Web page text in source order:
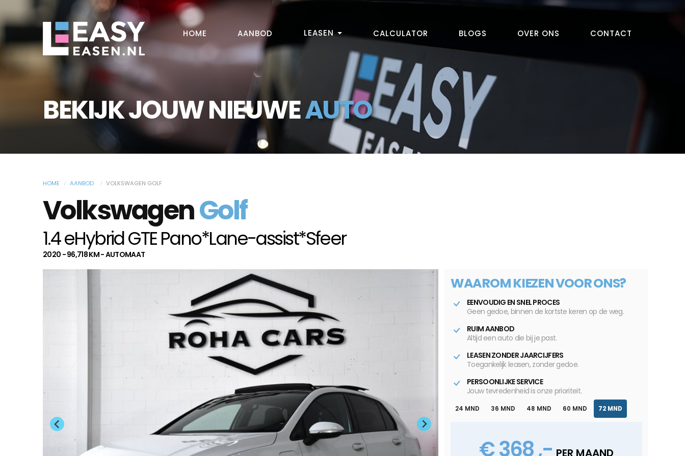
HOME AANBOD LEASEN CALCULATOR BLOGS OVER ONS CONTACT
BEKIJK JOUW NIEUWEAUTO
HOME AANBOD VOLKSWAGEN GOLF
VolkswagenGolf
1.4 eHybrid GTE Pano*Lane-assist*Sfeer
2020 - 96,718 KM - AUTOMAAT
WAAROM KIEZEN VOOR ONS?
EENVOUDIG EN SNEL PROCES
Geen gedoe, binnen de kortste keren op de weg.
RUIM AANBOD
Altijd een auto die bij je past.
LEASEN ZONDER JAARCIJFERS
Toegankelijk leasen, zonder gedoe.
PERSOONLIJKE SERVICE
Jouw tevredenheid is onze prioriteit.
24 MND 36 MND 48 MND 60 MND 72 MND
€ 368 ,- PER MAAND